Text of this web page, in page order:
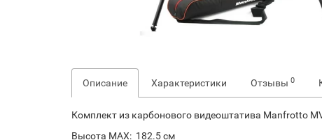
Описание Характеристики Отзывы 0
Комплект из карбонового видеоштатива Manfrotto
Высота MAX: 182.5 см